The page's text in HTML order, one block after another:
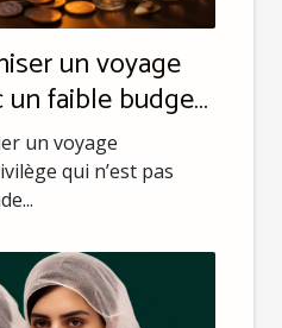
un voyage
faible budget
un voyage
qui n’est pas